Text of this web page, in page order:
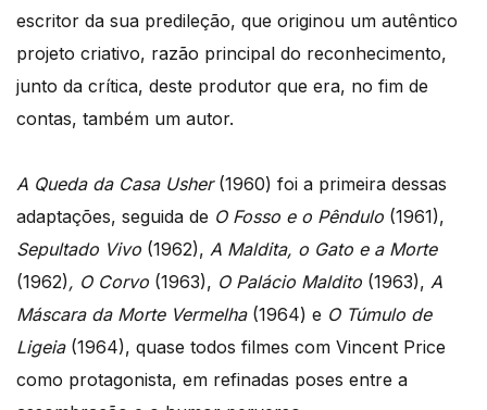
escritor da sua predileção, que originou um autêntico
projeto criativo, razão principal do reconhecimento,
junto da crítica, deste produtor que era, no fim de
contas, também um autor.
A Queda da Casa Usher(1960) foi a primeira dessas
adaptações, seguida de O Fosso e o Pêndulo (1961),
Sepultado Vivo (1962), A Maldita, o Gato e a Morte
(1962), O Corvo (1963), O Palácio Maldito (1963), A
Máscara da Morte Vermelha(1964) e O Túmulo de
Ligeia (1964), quase todos filmes com Vincent Price
como protagonista, em refinadas poses entre a